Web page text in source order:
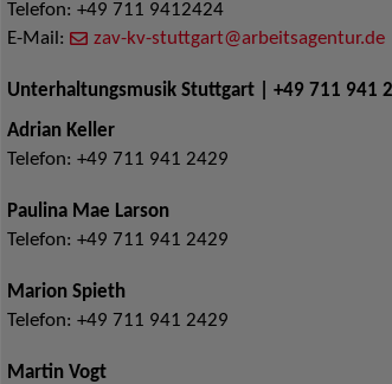
Telefon: +49 711 9412424
E-Mail:
zav-kv-stuttgart@arbeitsagentur.de
Unterhaltungsmusik Stuttgart | +49 711 941
Adrian Keller
Telefon: +49 711 941 2429
Paulina Mae Larson
Telefon: +49 711 941 2429
Marion Spieth
Telefon: +49 711 941 2429
Martin Vogt